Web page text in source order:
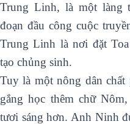
Trung Linh, là một làng
đoạn đầu công cuộc
Trung Linh là nơi đặt
tạo chủng sinh.
Tuy là một nông dân chất
gắng học thêm chữ
tươi sáng hơn. Anh Ninh